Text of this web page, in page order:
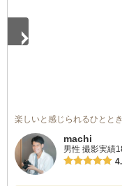
楽しいと感じられるひとと
machi
男性 撮影実績